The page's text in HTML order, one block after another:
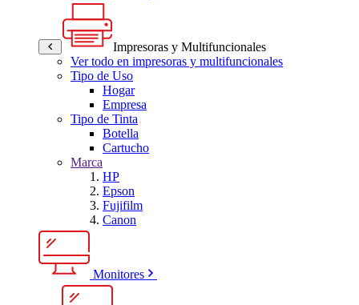
Impresoras y Multifuncionales
Ver todo en impresoras y multifuncionales
Tipo de Uso
Hogar
Empresa
Tipo de Tinta
Botella
Cartucho
Marca
HP
Epson
Fujifilm
Canon
Monitores